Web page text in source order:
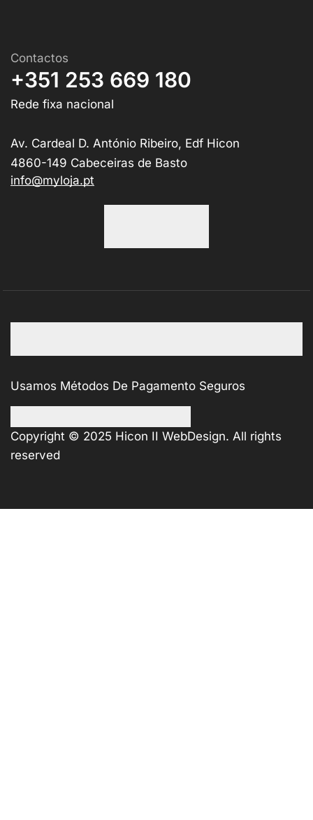
Contactos
+351 253 669 180
Rede fixa nacional
Av. Cardeal D. António Ribeiro, Edf Hicon
4860-149 Cabeceiras de Basto
info@myloja.pt
Usamos Métodos De Pagamento Seguros
Copyright © 2025 Hicon II WebDesign. All rights
reserved